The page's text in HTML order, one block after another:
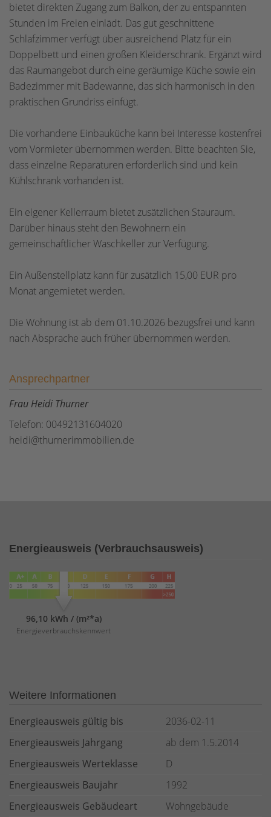
bietet direkten Zugang zum Balkon, der zu entspannten
Stunden im Freien einlädt. Das gut geschnittene
Schlafzimmer verfügt über ausreichend Platz für ein
Doppelbett und einen großen Kleiderschrank. Ergänzt wird
das Raumangebot durch eine geräumige Küche sowie ein
Badezimmer mit Badewanne, das sich harmonisch in den
praktischen Grundriss einfügt.
Die vorhandene Einbauküche kann bei Interesse kostenfrei
vom Vormieter übernommen werden. Bitte beachten Sie,
dass einzelne Reparaturen erforderlich sind und kein
Kühlschrank vorhanden ist.
Ein eigener Kellerraum bietet zusätzlichen Stauraum.
Darüber hinaus steht den Bewohnern ein
gemeinschaftlicher Waschkeller zur Verfügung.
Ein Außenstellplatz kann für zusätzlich 15,00 EUR pro
Monat angemietet werden.
Die Wohnung ist ab dem 01.10.2026 bezugsfrei und kann
nach Absprache auch früher übernommen werden.
Ansprechpartner
Frau Heidi Thurner
Telefon: 00492131604020
heidi@thurnerimmobilien.de
Energieausweis (Verbrauchsausweis)
96,10 kWh / (m²*a)
Energieverbrauchskennwert
Weitere Informationen
Energieausweis gültig bis
2036-02-11
Energieausweis Jahrgang
ab dem 1.5.2014
Energieausweis Werteklasse
D
Energieausweis Baujahr
1992
Energieausweis Gebäudeart
Wohngebäude